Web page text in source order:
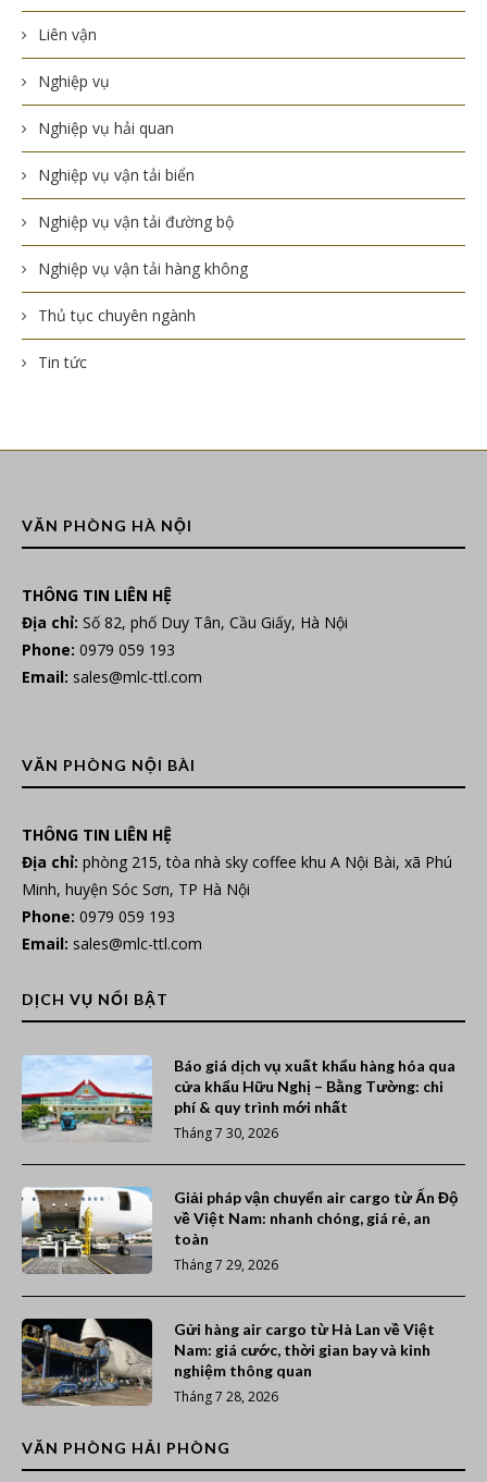
Liên vận
Nghiệp vụ
Nghiệp vụ hải quan
Nghiệp vụ vận tải biển
Nghiệp vụ vận tải đường bộ
Nghiệp vụ vận tải hàng không
Thủ tục chuyên ngành
Tin tức
VĂN PHÒNG HÀ NỘI
THÔNG TIN LIÊN HỆ
Địa chỉ: Số 82, phố Duy Tân, Cầu Giấy, Hà Nội
Phone: 0979 059 193
Email: sales@mlc-ttl.com
VĂN PHÒNG NỘI BÀI
THÔNG TIN LIÊN HỆ
Địa chỉ: phòng 215, tòa nhà sky coffee khu A Nội Bài, xã Phú
Minh, huyện Sóc Sơn, TP Hà Nội
Phone: 0979 059 193
Email: sales@mlc-ttl.com
DỊCH VỤ NỔI BẬT
Báo giá dịch vụ xuất khẩu hàng hóa qua
cửa khẩu Hữu Nghị – Bằng Tường: chi
phí & quy trình mới nhất
Tháng 7 30, 2026
Giải pháp vận chuyển air cargo từ Ấn Độ
về Việt Nam: nhanh chóng, giá rẻ, an
toàn
Tháng 7 29, 2026
Gửi hàng air cargo từ Hà Lan về Việt
Nam: giá cước, thời gian bay và kinh
nghiệm thông quan
Tháng 7 28, 2026
VĂN PHÒNG HẢI PHÒNG